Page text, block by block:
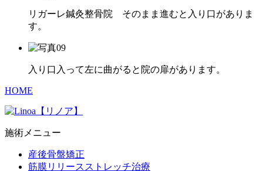
リガーレ鍼灸整骨院 そのまま進むと入り口がありま
す。
入り口入って左に曲がると院の扉があります。
HOME
施術メニュー
産後骨盤矯正
筋膜リリースストレッチ治療